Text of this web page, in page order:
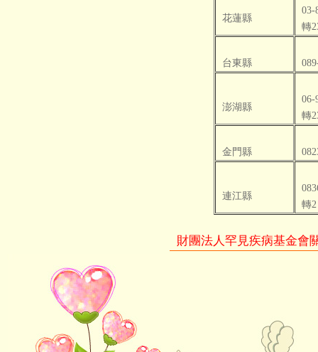
花蓮縣
03-
轉
台東縣
澎湖縣
06-
轉
金門縣
連江縣
轉2
財團法人罕見疾病基